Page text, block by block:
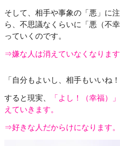
そして、相手や事象の「悪」に
ら、不思議なくらいに「悪（不
っていくのです。
⇒嫌な人は消えていなくなります
「自分もよいし、相手もいいね！
すると現実、
「よし！（幸福）
えていきます。
⇒好きな人だからけになります。